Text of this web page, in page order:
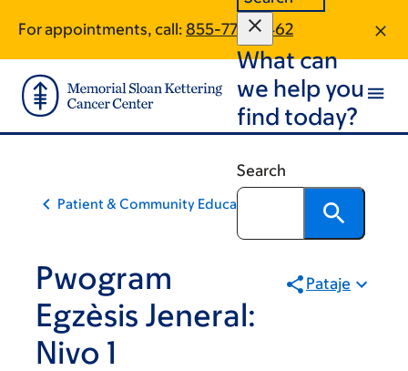
main
content
footer
For appointments, call: 855-776-0462
What can
we help you
find today?
Search
Patient & Community Education
Pwogram
Egzèsis Jeneral:
Nivo 1
Pataje